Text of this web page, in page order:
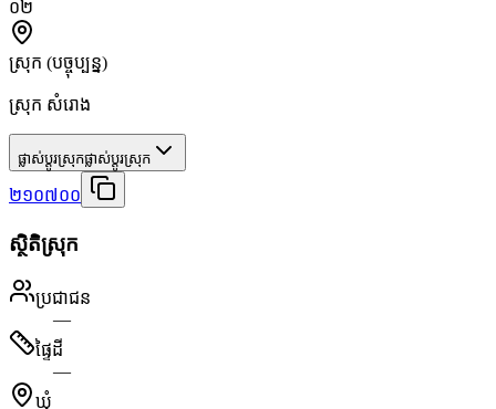
០២
ស្រុក (បច្ចុប្បន្ន)
ស្រុក សំរោង
ផ្លាស់ប្តូរស្រុកផ្លាស់ប្តូរស្រុក
២១០៧០០
ស្ថិតិស្រុក
ប្រជាជន
—
ផ្ទៃដី
—
ឃុំ